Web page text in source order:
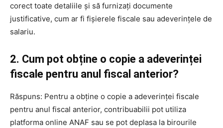
corect toate detaliile și să furnizați documente
justificative, cum ar fi fișierele fiscale sau adeverințele de
salariu.
2. Cum pot obține o copie a adeverinței
fiscale pentru anul fiscal anterior?
Răspuns: Pentru a obține o copie a adeverinței fiscale
pentru anul fiscal anterior, contribuabilii pot utiliza
platforma online ANAF sau se pot deplasa la birourile